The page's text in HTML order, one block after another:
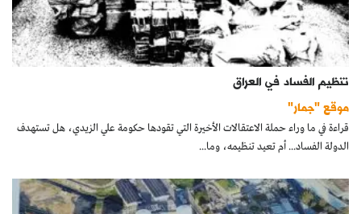
تنظيم الفساد في العراق
موقع "جمار"
قراءة في ما وراء حملة الاعتقالات الأخيرة التي تقودها حكومة علي الزيدي، هل تستهدف
الدولة الفساد... أم تعيد تنظيمه، وما...